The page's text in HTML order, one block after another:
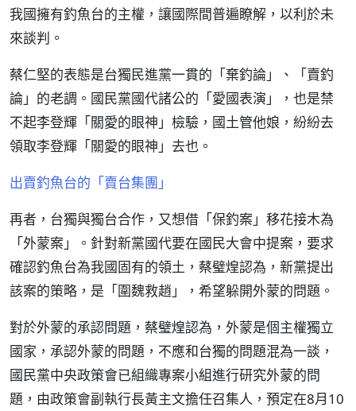
我國擁有釣魚台的主權，讓國際間普遍瞭解，以利於未
來談判。
蔡仁堅的表態是台獨民進黨一貫的「棄釣論」、「賣釣
論」的老調。國民黨國代諸公的「愛國表演」，也是禁
不起李登輝「關愛的眼神」檢驗，國土管他娘，紛紛去
領取李登輝「關愛的眼神」去也。
出賣釣魚台的「賣台集團」
再者，台獨與獨台合作，又想借「保釣案」移花接木為
「外蒙案」。針對新黨國代要在國民大會中提案，要求
確認釣魚台為我國固有的領土，蔡璧煌認為，新黨提出
該案的策略，是「圍魏救趙」，希望躲開外蒙的問題。
對於外蒙的承認問題，蔡璧煌認為，外蒙是個主權獨立
國家，承認外蒙的問題，不應和台獨的問題混為一談，
國民黨中央政策會已組織專案小組進行研究外蒙的問
題，由政策會副執行長黃主文擔任召集人，預定在8月10